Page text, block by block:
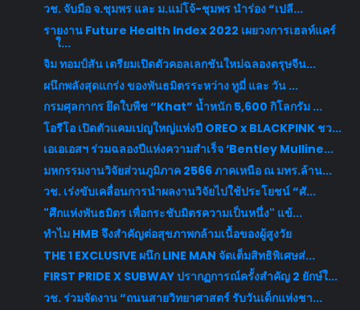
วช. จับมือ จ.ชุมพร และ ม.แม่โจ้-ชุมพร นำร่อง “เปลี...
รายงาน Future Health Index 2022 เผยวงการเฮลท์แคร์
ใ...
จิม ทอมป์สัน เตรียมเปิดตัวคอลเลกชันใหม่ฉลองตรุษจีน...
ผนึกพลังสุดแกร่ง ของพันธมิตรระหว่าง ทูมี่ และ วัน ...
กรมศุลกากร ยึดใบพืช “Khat” น้ำหนัก 5,600 กิโลกรัม ...
โอรีโอ เปิดตัวแคมเปญใหญ่แห่งปี OREO x BLACKPINK ชว...
เอเอเอสฯ ร่วมฉลองปีแห่งความสำเร็จ ‘Bentley Mulline...
มหกรรมงานวิจัยส่วนภูมิภาค 2566 ภาคเหนือ ณ มทร.ล้าน...
วช. เร่งขับเคลื่อนการนำผลงานวิจัยไปใช้ประโยชน์ “ศั...
"ศึกแห่งพันธมิตร เพื่อกระชับมิตรความเป็นหนึ่ง" แข้...
ทำไม HMB จึงสำคัญต่อสุขภาพกล้ามเนื้อของผู้สูงวัย
THE 1 EXCLUSIVE ผนึก LINE MAN จัดเต็มสิทธิพิเศษส่...
FIRST PRIDE X SUBWAY ปรากฏการณ์ครั้งสำคัญ 2 ยักษ์ใ...
วช. ร่วมจัดงาน “ถนนสายวิทยาศาสตร์ รับวันเด็กแห่งชา...